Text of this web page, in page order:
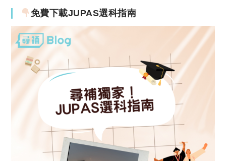
免費下載JUPAS選科指南